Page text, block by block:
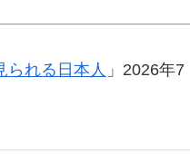
られる日本人 」2026年7